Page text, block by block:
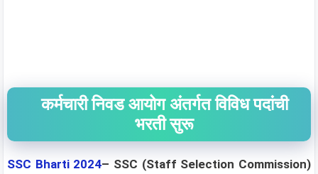
कर्मचारी निवड आयोग अंतर्गत विविध पदांची
भरती सुरू
SSC Bharti 2024– SSC (Staff Selection Commission)